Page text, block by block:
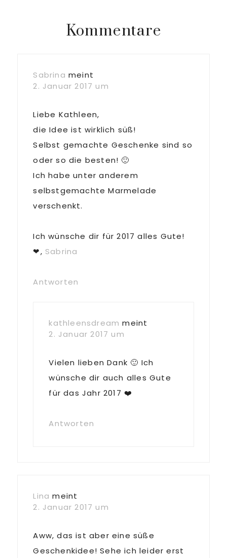
Leser-Kommentare
Sabrina meint
2. Januar 2017 um
Liebe Kathleen,
die Idee ist wirklich süß!
Selbst gemachte Geschenke sind so
oder so die besten! 🙂
Ich habe unter anderem
selbstgemachte Marmelade
verschenkt.
Ich wünsche dir für 2017 alles Gute!
❤, Sabrina
Antworten
kathleensdream meint
2. Januar 2017 um
Vielen lieben Dank 🙂 Ich
wünsche dir auch alles Gute
für das Jahr 2017 ❤️
Antworten
Lina meint
2. Januar 2017 um
Aww, das ist aber eine süße
Geschenkidee! Sehe ich leider erst